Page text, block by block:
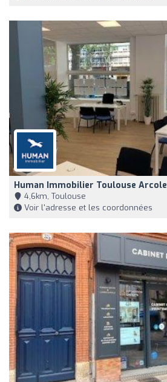
Human Immobilier Toulouse Arcole
4,6km, Toulouse
Voir l'adresse et les coordonnées